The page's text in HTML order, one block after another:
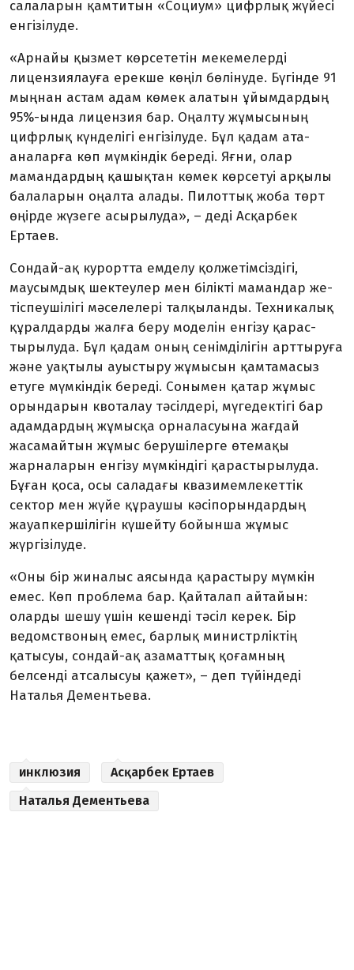
салаларын қамтитын «Социум» цифрлық жүйесі
енгі­зілуде.
«Арнайы қызмет көрсететін мекемелерді
лицензиялауға ерекше көңіл бөлінуде. Бүгінде 91
мыңнан астам адам көмек алатын ұйым­дардың
95%-ында лицензия бар. Оңалту жұмысының
цифрлық күн­делігі енгізілуде. Бұл қадам ата-
аналарға көп мүмкіндік береді. Яғни, олар
маман­дардың қашық­тан көмек көрсетуі арқылы
бала­ла­рын оңалта алады. Пилоттық жо­ба төрт
өңірде жүзеге асырылуда», – деді Асқарбек
Ертаев.
Сондай-ақ курортта емделу қол­жетімсіздігі,
маусымдық шек­теулер мен білікті мамандар же­
тіспеушілігі мә­селелері тал­қыланды. Техникалық
құралдарды жалға беру моделін енгізу қарас­
тырылуда. Бұл қадам оның сенім­ді­лігін арттыруға
және уақтылы ауыс­тыру жұмысын қамтамасыз
етуге мүмкіндік береді. Сонымен қатар жұмыс
орындарын квоталау тәсілдері, мүге­дектігі бар
адам­дардың жұмысқа орна­ласуы­на жағдай
жасамайтын жұмыс бе­ру­шілерге өтемақы
жарналарын ен­гізу мүмкіндігі қарастырылуда.
Бұған қоса, осы саладағы квази­мемлекеттік
сектор мен жүйе құ­раушы кәсіп­орын­дардың
жауап­кершілігін кү­шейту бо­йынша жұмыс
жүргізілуде.
«Оны бір жиналыс аясында қарастыру мүмкін
емес. Көп проб­лема бар. Қайталап айтайын:
оларды шешу үшін кешенді тәсіл керек. Бір
ведомствоның емес, барлық министрліктің
қатысуы, сондай-ақ азаматтық қоғамның
белсенді атса­лысуы қажет», – деп түйіндеді
Наталья Дементьева.
инклюзия
Асқарбек Ертаев
Наталья Де­ментьева